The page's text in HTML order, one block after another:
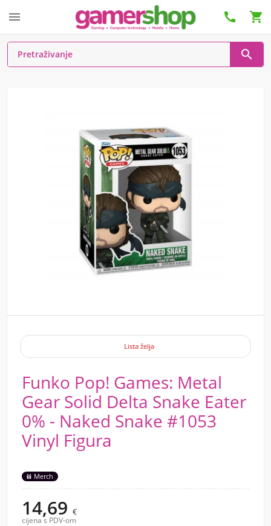
  

Lista želja
Funko Pop! Games: Metal
Gear Solid Delta Snake Eater
0% - Naked Snake #1053
Vinyl Figura
Merch
14,69 €
cijena s PDV-om